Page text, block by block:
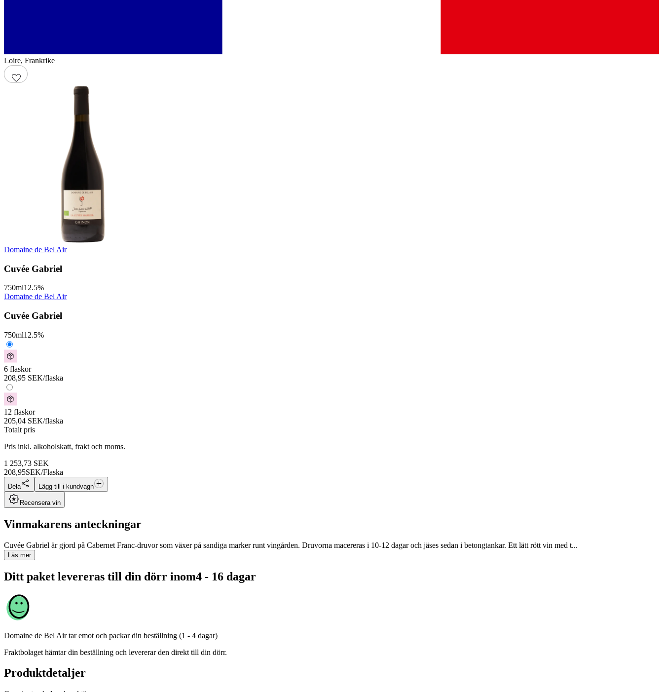
Loire, Frankrike
Domaine de Bel Air
Cuvée Gabriel
750ml12.5%
Domaine de Bel Air
Cuvée Gabriel
750ml12.5%
6 flaskor
208,95 SEK/flaska
12 flaskor
205,04 SEK/flaska
Totalt pris
Pris inkl. alkoholskatt, frakt och moms.
1 253,73 SEK
208,95SEK/Flaska
Dela Lägg till i kundvagn
Recensera vin
Vinmakarens anteckningar
Cuvée Gabriel är gjord på Cabernet Franc-druvor som växer på sandiga marker runt vingården. Druvorna macereras i 10-12 dagar och jäses sedan i betongtankar. Ett lätt rött vin med t...
Läs mer
Ditt paket levereras till din dörr inom4 - 16 dagar
Domaine de Bel Air tar emot och packar din beställning (1 - 4 dagar)
Fraktbolaget hämtar din beställning och levererar den direkt till din dörr.
Produktdetaljer